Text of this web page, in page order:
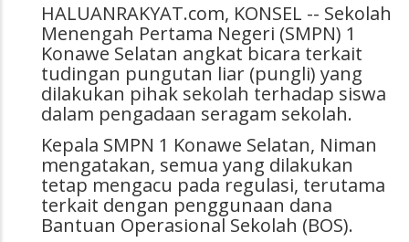
HALUANRAKYAT.com, KONSEL -- Sekolah
Menengah Pertama Negeri (SMPN) 1
Konawe Selatan angkat bicara terkait
tudingan pungutan liar (pungli) yang
dilakukan pihak sekolah terhadap siswa
dalam pengadaan seragam sekolah.
Kepala SMPN 1 Konawe Selatan, Niman
mengatakan, semua yang dilakukan
tetap mengacu pada regulasi, terutama
terkait dengan penggunaan dana
Bantuan Operasional Sekolah (BOS).